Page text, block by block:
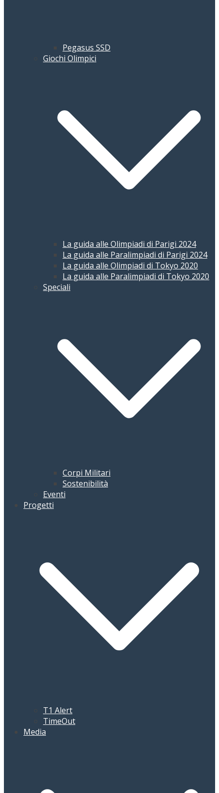
Pegasus SSD
Giochi Olimpici
La guida alle Olimpiadi di Parigi 2024
La guida alle Paralimpiadi di Parigi 2024
La guida alle Olimpiadi di Tokyo 2020
La guida alle Paralimpiadi di Tokyo 2020
Speciali
Corpi Militari
Sostenibilità
Eventi
Progetti
T1 Alert
TimeOut
Media